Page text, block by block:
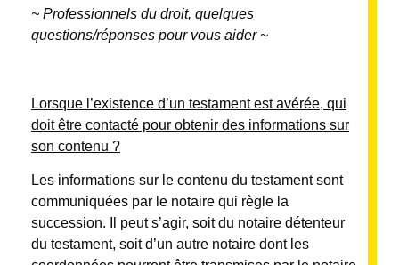
~ Professionnels du droit, quelques
questions/réponses pour vous aider ~
Lorsque l’existence d’un testament est avérée, qui
doit être contacté pour obtenir des informations sur
son contenu ?
Les informations sur le contenu du testament sont
communiquées par le notaire qui règle la
succession. Il peut s’agir, soit du notaire détenteur
du testament, soit d’un autre notaire dont les